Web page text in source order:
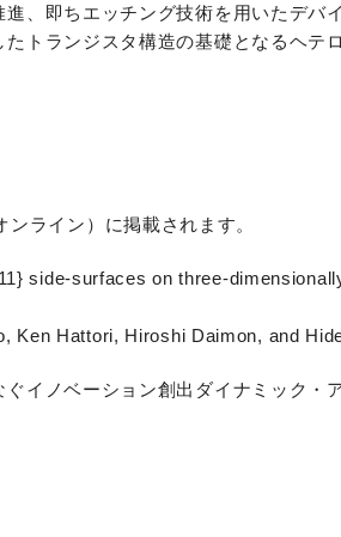
、即ちエッチング技術を用いたデバ
トランジスタ構造の基礎となるヘテ
ライン）に掲載されます。
side-surfaces on three-
Ken Hattori, Hiroshi Daimon, and
イノベーション創出ダイナミック・